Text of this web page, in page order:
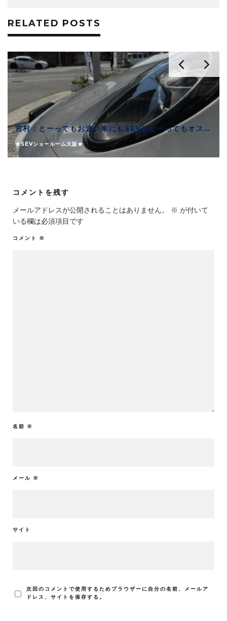
RELATED POSTS
宮村：とーってもお速い車にもSEVはとーってもオススメできます
★SEVショールーム大阪★
コメントを残す
メールアドレスが公開されることはありません。 ※ が付いて
いる欄は必須項目です
コメント ※
名前 ※
メール ※
サイト
次回のコメントで使用するためブラウザーに自分の名前、メールア
ドレス、サイトを保存する。